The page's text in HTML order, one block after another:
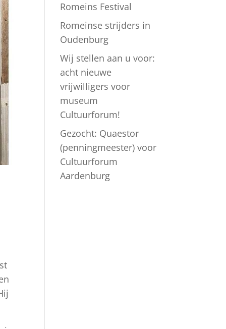
Romeins Festival
Romeinse strijders in
Oudenburg
Wij stellen aan u voor:
acht nieuwe
vrijwilligers voor
museum
Cultuurforum!
Gezocht: Quaestor
(penningmeester) voor
Cultuurforum
Aardenburg